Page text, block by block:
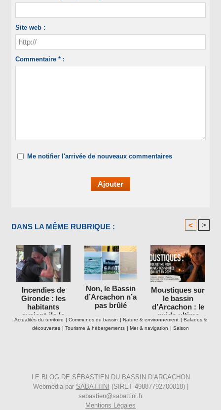
Site web :
Commentaire * :
Me notifier l'arrivée de nouveaux commentaires
DANS LA MÊME RUBRIQUE : < >
Incendies de
Gironde : les
habitants
avaient-ils le
droit de rester
dans leurs
Non, le Bassin
d’Arcachon n’a
pas brûlé
Moustiques sur
le bassin
d’Arcachon : le
guide ultime
pour retrouver
des soirées
Actualités du territoire | Communes du bassin | Nature & environnement | Balades &
découvertes | Tourisme & hébergements | Mer & navigation | Saison
LE BLOG DE SÉBASTIEN DU BASSIN D’ARCACHON
Webmédia par SABATTINI
(SIRET 49887792700018) |
sebastien@sabattini.fr
Mentions Légales